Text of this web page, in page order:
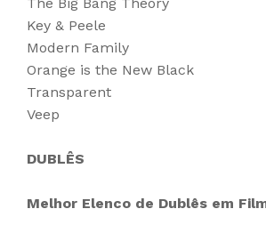
Key & Peele
Modern Family
Orange is the New Black
Transparent
Veep
DUBLÊS
Melhor Elenco de Dublês em